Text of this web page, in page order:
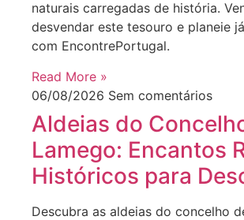
naturais carregadas de história.
desvendar este tesouro e planeie
com EncontrePortugal.
Read More »
06/08/2026 Sem comentários
Aldeias do
Lamego: Encantos
Históricos para
Descubra as aldeias do concelho